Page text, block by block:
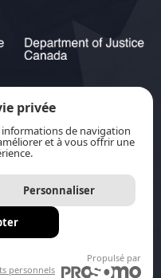
le ministère de la
cadre duPlan
2023-2028 :
privée
de navigation
et à vous offrir une
Personnaliser
personnels
Propulsé par